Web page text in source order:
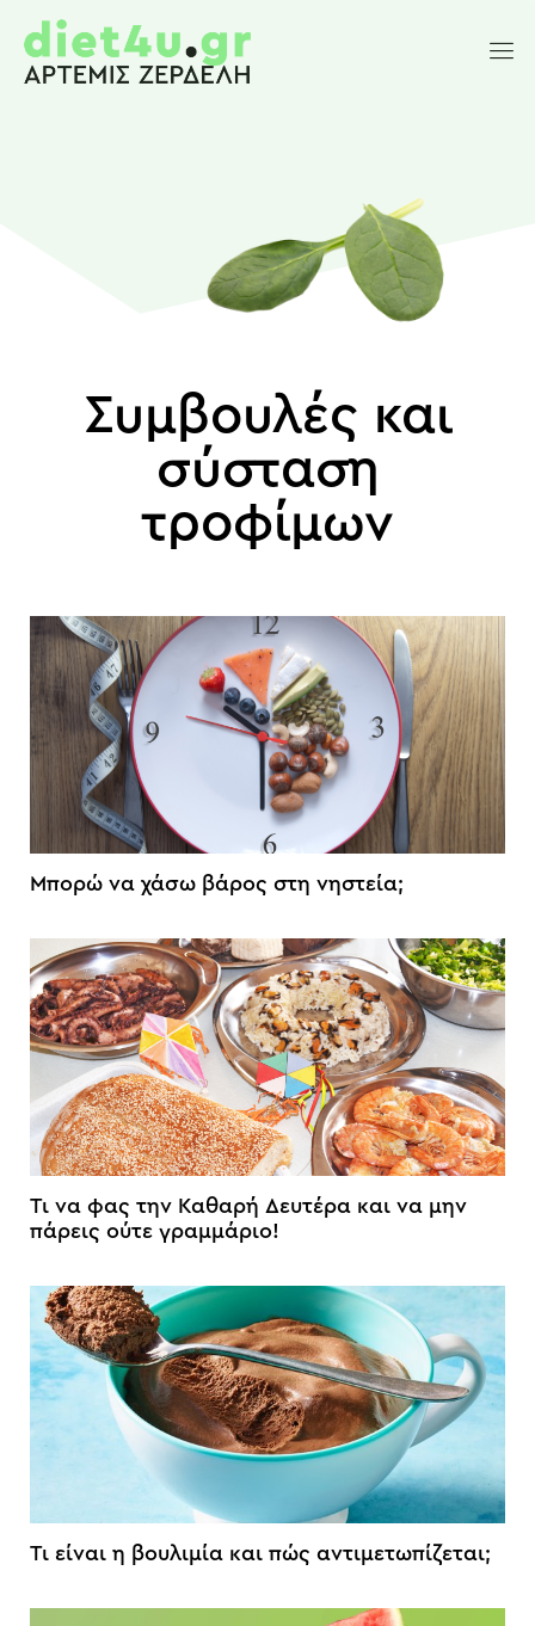
Συμβουλές και
σύσταση
τροφίμων
Μπορώ να χάσω βάρος στη νηστεία;
Τι να φας την Καθαρή Δευτέρα και να μην
πάρεις ούτε γραμμάριο!
Τι είναι η βουλιμία και πώς αντιμετωπίζεται;